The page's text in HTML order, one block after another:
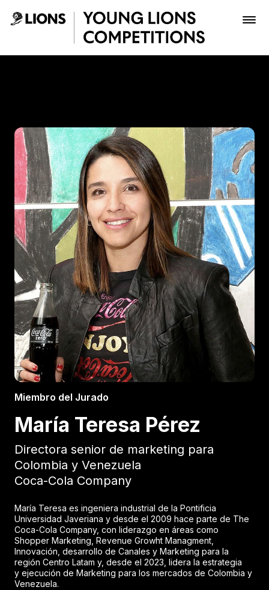
Saltar al contenido principal
Inscribir
Boletería
Miembro del Jurado
María Teresa Pérez
Directora senior de marketing para
Colombia y Venezuela
Coca-Cola Company
María Teresa es ingeniera industrial de la Pontificia
Universidad Javeriana y desde el 2009 hace parte de The
Coca-Cola Company, con liderazgo en áreas como
Shopper Marketing, Revenue Growht Managment,
Innovación, desarrollo de Canales y Marketing para la
región Centro Latam y, desde el 2023, lidera la estrategia
y ejecución de Marketing para los mercados de Colombia y
Venezuela.